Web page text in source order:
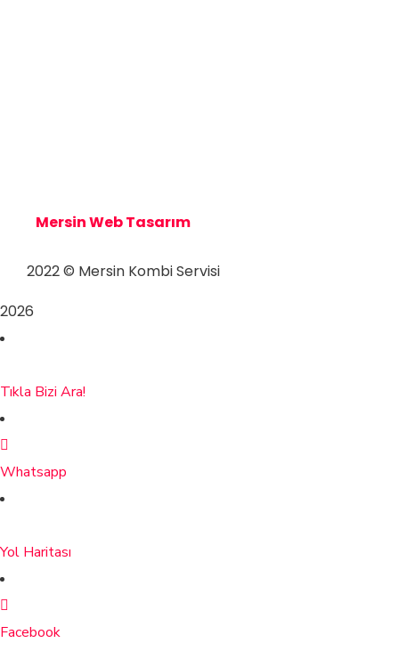
Mersin Web Tasarım
2022© Mersin Kombi Servisi
2026
Tıkla Bizi Ara!
Whatsapp
Yol Haritası
Facebook